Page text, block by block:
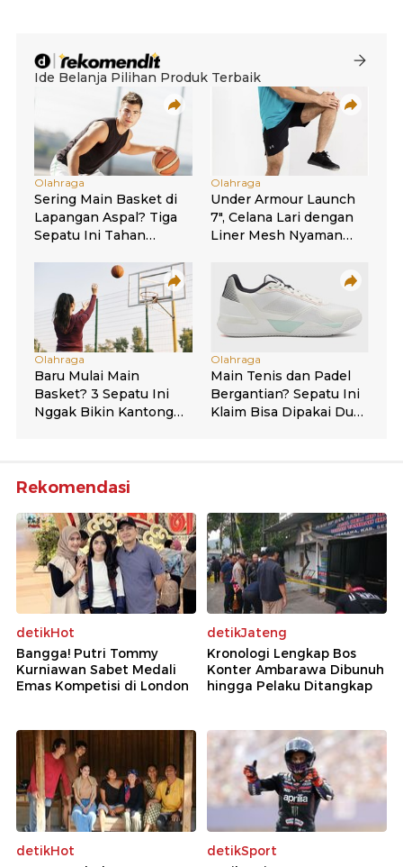
Rekomendasi
detikHot
Bangga! Putri Tommy
Kurniawan Sabet Medali
Emas Kompetisi di London
detikJateng
Kronologi Lengkap Bos
Konter Ambarawa Dibunuh
hingga Pelaku Ditangkap
detikHot
detikSport